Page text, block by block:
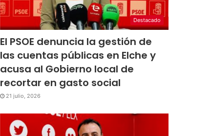
Destacado
El PSOE denuncia la gestión de
las cuentas públicas en Elche y
acusa al Gobierno local de
recortar en gasto social
21 julio, 2026